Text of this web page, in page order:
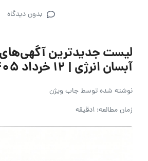
بدون دیدگاه
لیست جدیدترین
آبسان انرژی | ۱۲ خرداد ۱۴۰۵
نوشته شده توسطجاب ویژن
زمان مطالعه: 1دقیقه